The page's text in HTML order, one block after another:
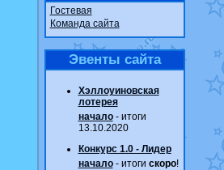
Гостевая
Команда сайта
Эвенты сайта
Хэллоуиновская
лотерея
начало- итоги
13.10.2020
Конкурс 1.0 - Лидер
начало- итоги скоро!